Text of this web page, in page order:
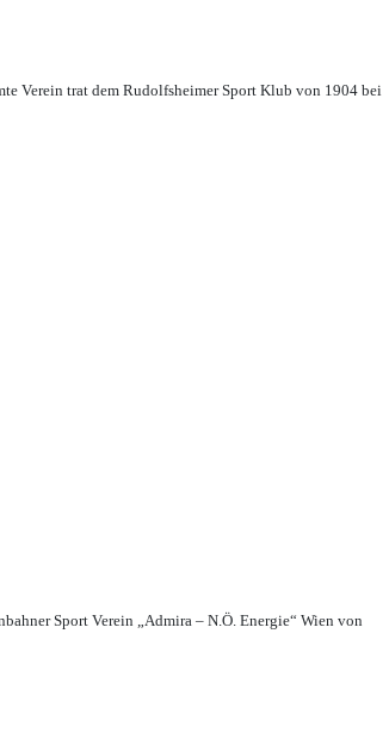
Verein trat dem Rudolfsheimer Sport Klub von 1904 bei
Sport Verein „Admira – N.Ö. Energie“ Wien von